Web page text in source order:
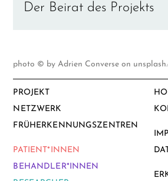
Der Beirat des Projekts
photo © by Adrien Converse on
PROJEKT
NETZWERK
FRÜHERKENNUNGSZENTREN
PATIENT*INNEN
BEHANDLER*INNEN